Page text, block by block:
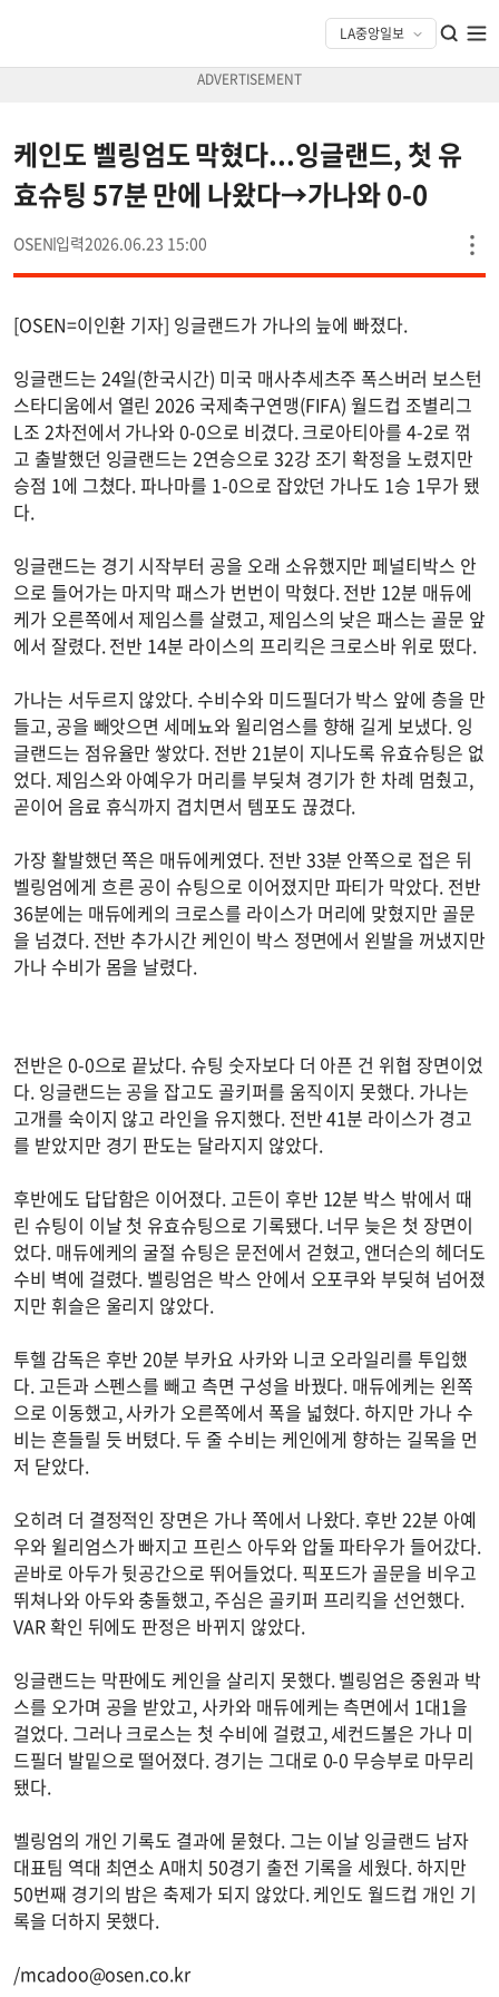
케인도 벨링엄도 막혔다...잉글랜드, 첫 유
효슈팅 57분 만에 나왔다→가나와 0-0
OSEN 2026.06.23 15:00
[OSEN=이인환 기자] 잉글랜드가 가나의 늪에 빠졌다.
잉글랜드는 24일(한국시간) 미국 매사추세츠주 폭스버러 보스턴
스타디움에서 열린 2026 국제축구연맹(FIFA) 월드컵 조별리그
L조 2차전에서 가나와 0-0으로 비겼다. 크로아티아를 4-2로 꺾
고 출발했던 잉글랜드는 2연승으로 32강 조기 확정을 노렸지만
승점 1에 그쳤다. 파나마를 1-0으로 잡았던 가나도 1승 1무가 됐
다.
잉글랜드는 경기 시작부터 공을 오래 소유했지만 페널티박스 안
으로 들어가는 마지막 패스가 번번이 막혔다. 전반 12분 매듀에
케가 오른쪽에서 제임스를 살렸고, 제임스의 낮은 패스는 골문 앞
에서 잘렸다. 전반 14분 라이스의 프리킥은 크로스바 위로 떴다.
가나는 서두르지 않았다. 수비수와 미드필더가 박스 앞에 층을 만
들고, 공을 빼앗으면 세메뇨와 윌리엄스를 향해 길게 보냈다. 잉
글랜드는 점유율만 쌓았다. 전반 21분이 지나도록 유효슈팅은 없
었다. 제임스와 아예우가 머리를 부딪쳐 경기가 한 차례 멈췄고,
곧이어 음료 휴식까지 겹치면서 템포도 끊겼다.
가장 활발했던 쪽은 매듀에케였다. 전반 33분 안쪽으로 접은 뒤
벨링엄에게 흐른 공이 슈팅으로 이어졌지만 파티가 막았다. 전반
36분에는 매듀에케의 크로스를 라이스가 머리에 맞혔지만 골문
을 넘겼다. 전반 추가시간 케인이 박스 정면에서 왼발을 꺼냈지만
가나 수비가 몸을 날렸다.
전반은 0-0으로 끝났다. 슈팅 숫자보다 더 아픈 건 위협 장면이었
다. 잉글랜드는 공을 잡고도 골키퍼를 움직이지 못했다. 가나는
고개를 숙이지 않고 라인을 유지했다. 전반 41분 라이스가 경고
를 받았지만 경기 판도는 달라지지 않았다.
후반에도 답답함은 이어졌다. 고든이 후반 12분 박스 밖에서 때
린 슈팅이 이날 첫 유효슈팅으로 기록됐다. 너무 늦은 첫 장면이
었다. 매듀에케의 굴절 슈팅은 문전에서 걷혔고, 앤더슨의 헤더도
수비 벽에 걸렸다. 벨링엄은 박스 안에서 오포쿠와 부딪혀 넘어졌
지만 휘슬은 울리지 않았다.
투헬 감독은 후반 20분 부카요 사카와 니코 오라일리를 투입했
다. 고든과 스펜스를 빼고 측면 구성을 바꿨다. 매듀에케는 왼쪽
으로 이동했고, 사카가 오른쪽에서 폭을 넓혔다. 하지만 가나 수
비는 흔들릴 듯 버텼다. 두 줄 수비는 케인에게 향하는 길목을 먼
저 닫았다.
오히려 더 결정적인 장면은 가나 쪽에서 나왔다. 후반 22분 아예
우와 윌리엄스가 빠지고 프린스 아두와 압둘 파타우가 들어갔다.
곧바로 아두가 뒷공간으로 뛰어들었다. 픽포드가 골문을 비우고
뛰쳐나와 아두와 충돌했고, 주심은 골키퍼 프리킥을 선언했다.
VAR 확인 뒤에도 판정은 바뀌지 않았다.
잉글랜드는 막판에도 케인을 살리지 못했다. 벨링엄은 중원과 박
스를 오가며 공을 받았고, 사카와 매듀에케는 측면에서 1대1을
걸었다. 그러나 크로스는 첫 수비에 걸렸고, 세컨드볼은 가나 미
드필더 발밑으로 떨어졌다. 경기는 그대로 0-0 무승부로 마무리
됐다.
벨링엄의 개인 기록도 결과에 묻혔다. 그는 이날 잉글랜드 남자
대표팀 역대 최연소 A매치 50경기 출전 기록을 세웠다. 하지만
50번째 경기의 밤은 축제가 되지 않았다. 케인도 월드컵 개인 기
록을 더하지 못했다.
/mcadoo@osen.co.kr